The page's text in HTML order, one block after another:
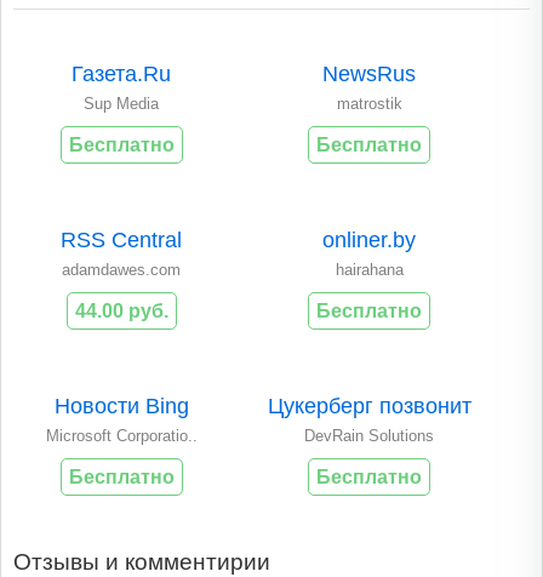
Газета.Ru
Sup Media
Бесплатно
NewsRus
matrostik
Бесплатно
RSS Central
adamdawes.com
44.00 руб.
onliner.by
hairahana
Бесплатно
Новости Bing
Microsoft Corporatio..
Бесплатно
Цукерберг позвонит
DevRain Solutions
Бесплатно
Отзывы и комментирии